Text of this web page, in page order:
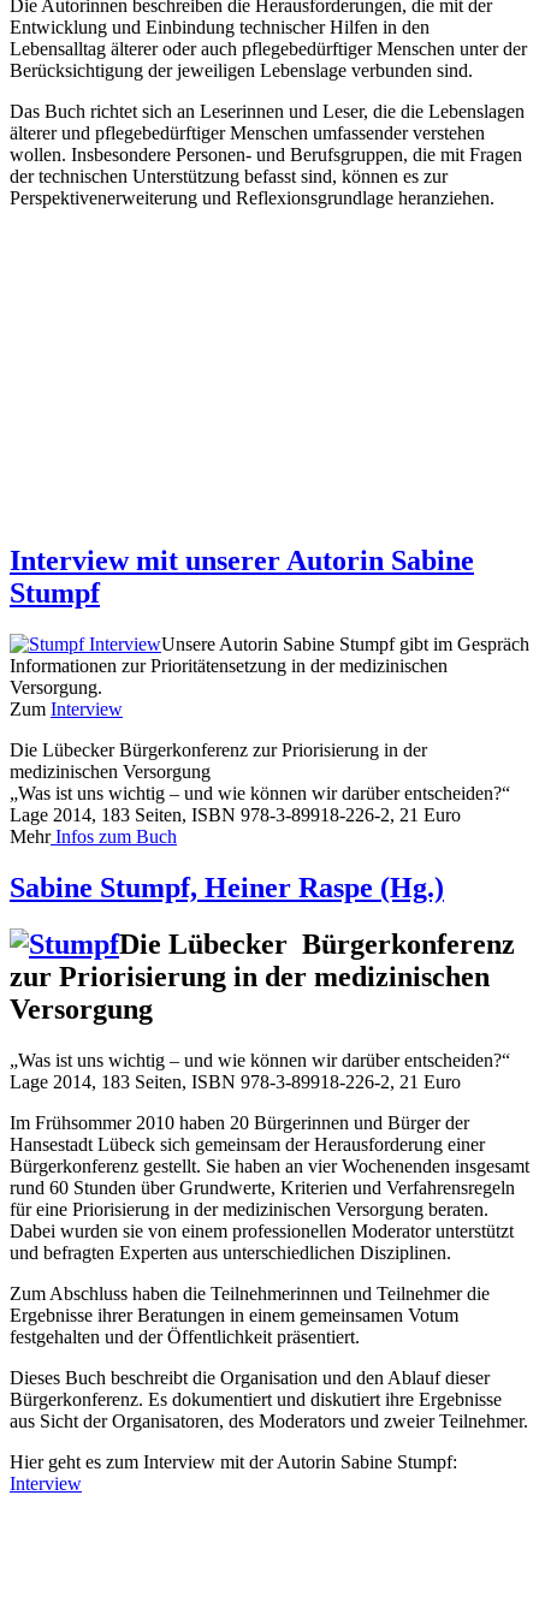
Die Autorinnen beschreiben die Herausforderungen, die mit der
Entwicklung und Einbindung technischer Hilfen in den
Lebensalltag älterer oder auch pflegebedürftiger Menschen unter der
Berücksichtigung der jeweiligen Lebenslage verbunden sind.
Das Buch richtet sich an Leserinnen und Leser, die die Lebenslagen
älterer und pflegebedürftiger Menschen umfassender verstehen
wollen. Insbesondere Personen- und Berufsgruppen, die mit Fragen
der technischen Unterstützung befasst sind, können es zur
Perspektivenerweiterung und Reflexionsgrundlage heranziehen.
Interview mit unserer Autorin Sabine
Stumpf
Unsere Autorin Sabine Stumpf gibt im Gespräch
Informationen zur Prioritätensetzung in der medizinischen
Versorgung.
Zum Interview
Die Lübecker Bürgerkonferenz zur Priorisierung in der
medizinischen Versorgung
„Was ist uns wichtig – und wie können wir darüber entscheiden?“
Lage 2014, 183 Seiten, ISBN 978-3-89918-226-2, 21 Euro
MehrInfos zum Buch
Sabine Stumpf, Heiner Raspe (Hg.)
Die Lübecker Bürgerkonferenz
zur Priorisierung in der medizinischen
Versorgung
„Was ist uns wichtig – und wie können wir darüber entscheiden?“
Lage 2014, 183 Seiten, ISBN 978-3-89918-226-2, 21 Euro
Im Frühsommer 2010 haben 20 Bürgerinnen und Bürger der
Hansestadt Lübeck sich gemeinsam der Herausforderung einer
Bürgerkonferenz gestellt. Sie haben an vier Wochenenden insgesamt
rund 60 Stunden über Grundwerte, Kriterien und Verfahrensregeln
für eine Priorisierung in der medizinischen Versorgung beraten.
Dabei wurden sie von einem professionellen Moderator unterstützt
und befragten Experten aus unterschiedlichen Disziplinen.
Zum Abschluss haben die Teilnehmerinnen und Teilnehmer die
Ergebnisse ihrer Beratungen in einem gemeinsamen Votum
festgehalten und der Öffentlichkeit präsentiert.
Dieses Buch beschreibt die Organisation und den Ablauf dieser
Bürgerkonferenz. Es dokumentiert und diskutiert ihre Ergebnisse
aus Sicht der Organisatoren, des Moderators und zweier Teilnehmer.
Hier geht es zum Interview mit der Autorin Sabine Stumpf:
Interview